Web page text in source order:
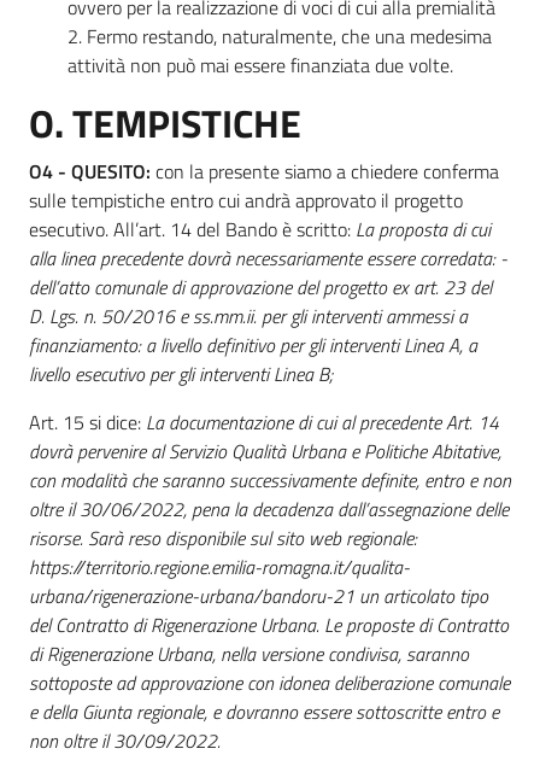
ovvero per la realizzazione di voci di cui alla premialità
2. Fermo restando, naturalmente, che una medesima
attività non può mai essere finanziata due volte.
O. TEMPISTICHE
O4 - QUESITO: con la presente siamo a chiedere conferma
sulle tempistiche entro cui andrà approvato il progetto
esecutivo. All’art. 14 del Bando è scritto: La proposta di cui
alla linea precedente dovrà necessariamente essere corredata: -
dell’atto comunale di approvazione del progetto ex art. 23 del
D. Lgs. n. 50/2016 e ss.mm.ii. per gli interventi ammessi a
finanziamento: a livello definitivo per gli interventi Linea A, a
livello esecutivo per gli interventi Linea B;
Art. 15 si dice: La documentazione di cui al precedente Art. 14
dovrà pervenire al Servizio Qualità Urbana e Politiche Abitative,
con modalità che saranno successivamente definite, entro e non
oltre il 30/06/2022, pena la decadenza dall’assegnazione delle
risorse. Sarà reso disponibile sul sito web regionale:
https://territorio.regione.emilia-romagna.it/qualita-
urbana/rigenerazione-urbana/bandoru-21 un articolato tipo
del Contratto di Rigenerazione Urbana. Le proposte di Contratto
di Rigenerazione Urbana, nella versione condivisa, saranno
sottoposte ad approvazione con idonea deliberazione comunale
e della Giunta regionale, e dovranno essere sottoscritte entro e
non oltre il 30/09/2022.